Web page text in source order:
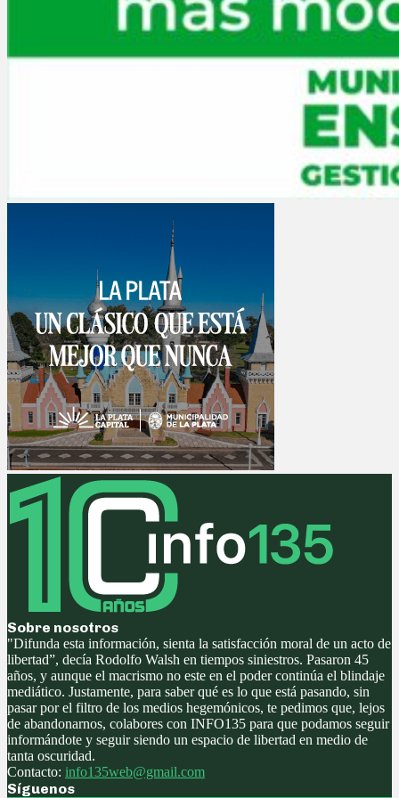
Sobre nosotros
"Difunda esta información, sienta la satisfacción moral de un acto de
libertad”, decía Rodolfo Walsh en tiempos siniestros. Pasaron 45
años, y aunque el macrismo no este en el poder continúa el blindaje
mediático. Justamente, para saber qué es lo que está pasando, sin
pasar por el filtro de los medios hegemónicos, te pedimos que, lejos
de abandonarnos, colabores con INFO135 para que podamos seguir
informándote y seguir siendo un espacio de libertad en medio de
tanta oscuridad.
Contacto: info135web@gmail.com
Síguenos